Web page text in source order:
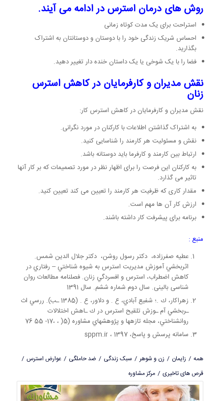
روش های درمان استرس در ادامه می آیند.
استراحت برای یک مدت کوتاه زمانی
احساس شریک زندگی خود را با دوستان و دوستانتان به اشتراک
بگذارید.
فضا را با یک شوخی یا یک داستان خنده دار تغییر دهید.
نقش مدیران و کارفرمایان در کاهش استرس
زنان
نقش مدیران و کارفرمایان در کاهش استرس کار:
به اشتراک گذاشتن اطلاعات با کارکنان در مورد نگرانی.
نقش و مسئولیت هر کارمند را شناسایی کنید.
ارتباط بین کارمند و کارفرما باید دوستانه باشد.
به کارکنان این فرصت را برای اظهار نظر در مورد تصمیمات که بر کار آنها
تاثیر می گذارد.
مقدار کاری که ظرفیت هر کارمند را تعیین می کند تعیین کنید.
ارزش کار آن ها مهم است.
برنامه برای پیشرفت کار داشته باشند.
منبع :
عطيه صفرزاده، دكتر رسول روشن، دكتر جلال الدين شمس.
اثربخشي آموزش مديريت استرس به شيوه شناختي – رفتاري در
كاهش اضطراب، استرس و افسردگي زنان. فصلنامه مطالعات روان
شناسی بالینی. سال دوم شماره ششم. سال 1391
زهراكار، ك .؛ شفيع آبادي، ع . و دلاور، ع . (1385 ـب). ررسي اث
ـربخشي آم ـوزش تلقيح استرس در ك ـاهش اختلالات
روانشناختي، مجله تازهها و پژوهشهاي مشاوره (5( ، ،17- 55 76
سامانه پرسش و پاسخ، sppm.ir ، 1397
همه / زایمان / زن و شوهر / سبک زندگی / ضد حاملگی / عوارض استرس /
قرص های تاخیری / مرکز مشاوره